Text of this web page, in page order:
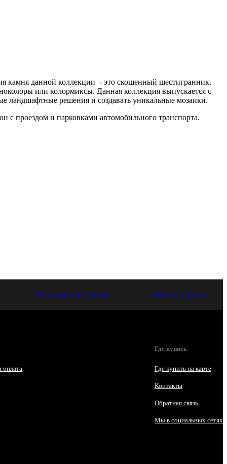
камня данной коллекции - это скошенный шестигранник.
или колормиксы. Данная коллекция выпускается с
ландшафтные решения и создавать уникальные мозаики.
с проездом и парковками автомобильного транспорта.
Реализованные проекты Кабинет партнера
оплата
Где купить
Где купить на карте
Контакты
Обратная связь
Мы в социальных сетях